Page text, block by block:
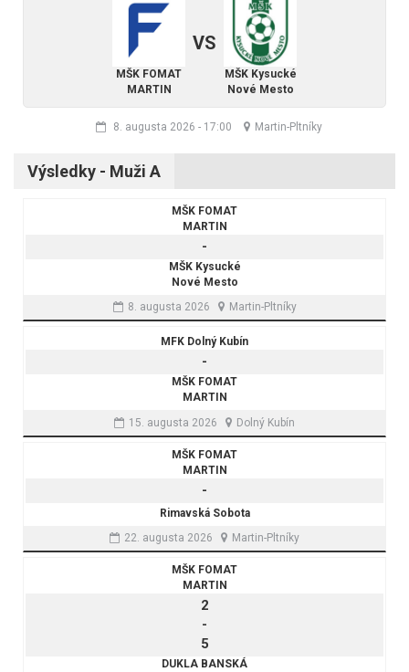
MŠK FOMAT
MARTIN
VS
MŠK Kysucké
Nové Mesto
8. augusta 2026 - 17:00 Martin-Pltníky
Výsledky - Muži A
MŠK FOMAT
MARTIN
-
MŠK Kysucké
Nové Mesto
8. augusta 2026
Martin-Pltníky
MFK Dolný Kubín
-
MŠK FOMAT
MARTIN
15. augusta 2026
Dolný Kubín
MŠK FOMAT
MARTIN
-
Rimavská Sobota
22. augusta 2026
Martin-Pltníky
MŠK FOMAT
MARTIN
2
-
5
DUKLA BANSKÁ